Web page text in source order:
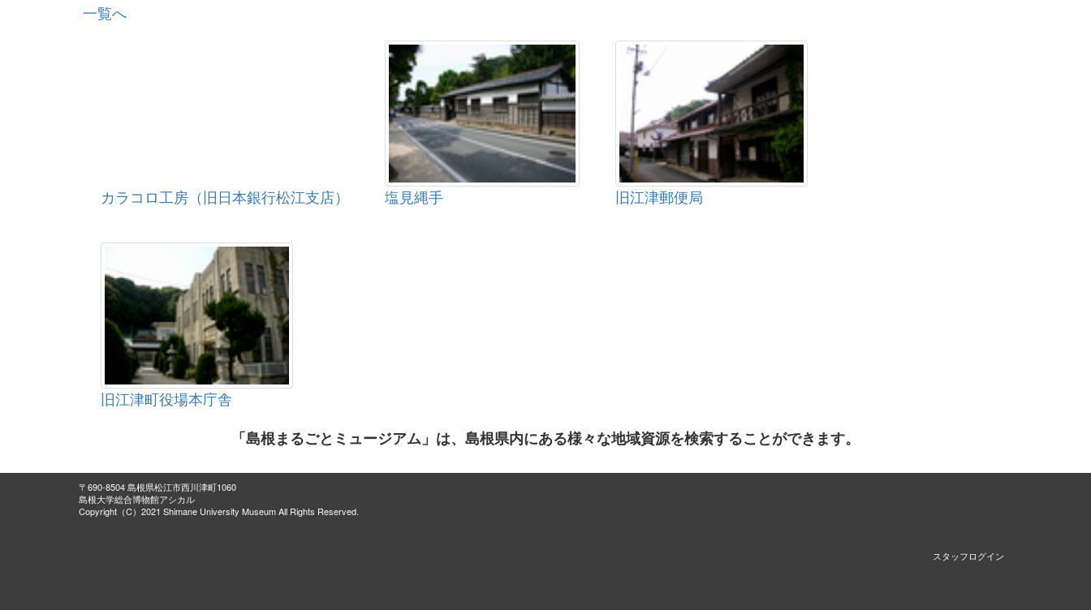
一覧へ
カラコロ工房（旧日本銀行松江支店） 塩見縄手 旧江津郵便局
旧江津町役場本庁舎
「島根まるごとミュージアム」は、島根県内にある様々な地域資源を検索することができます。
〒690-8504 島根県松江市西川津町1060
島根大学総合博物館アシカル
Copyright（C）2021 Shimane University Museum All Rights Reserved.
スタッフログイン